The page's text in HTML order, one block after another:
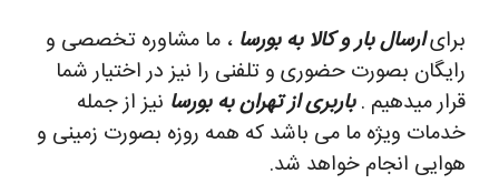
برایارسال بار و کالا به بورسا ، ما مشاوره تخصصی و
رایگان بصورت حضوری و تلفنی را نیز در اختیار شما
قرار میدهیم .باربری از تهران به بورسا نیز از جمله
خدمات ویژه ما می باشد که همه روزه بصورت زمینی و
هوایی انجام خواهد شد.